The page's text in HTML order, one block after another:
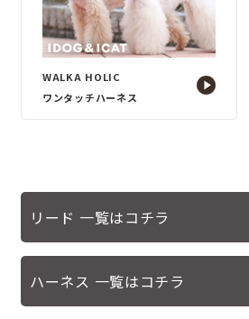
WALKA HOLIC
ワンタッチハーネス
リード 一覧はコチラ
ハーネス 一覧はコチラ